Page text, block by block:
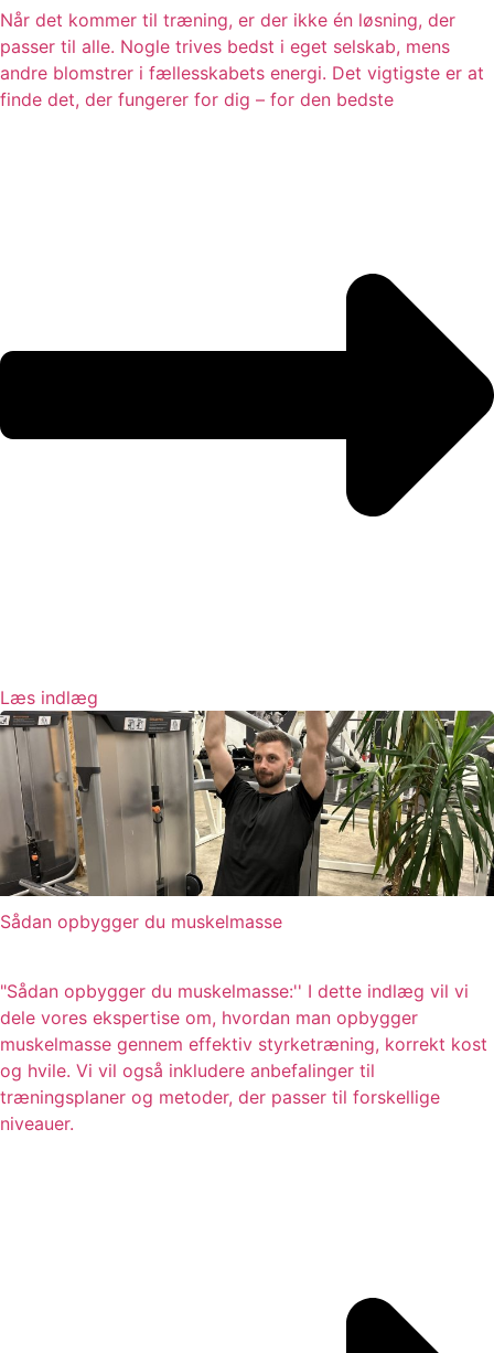
Når det kommer til træning, er der ikke én løsning, der
passer til alle. Nogle trives bedst i eget selskab, mens
andre blomstrer i fællesskabets energi. Det vigtigste er at
finde det, der fungerer for dig – for den bedste
Læs indlæg
Sådan opbygger du muskelmasse
"Sådan opbygger du muskelmasse:'' I dette indlæg vil vi
dele vores ekspertise om, hvordan man opbygger
muskelmasse gennem effektiv styrketræning, korrekt kost
og hvile. Vi vil også inkludere anbefalinger til
træningsplaner og metoder, der passer til forskellige
niveauer.